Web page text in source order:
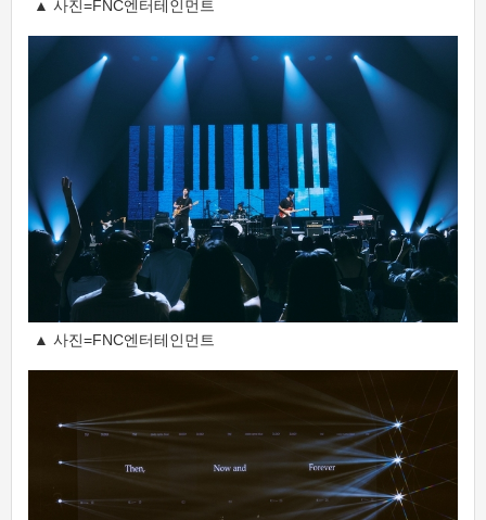
▲ 사진=FNC엔터테인먼트
▲ 사진=FNC엔터테인먼트